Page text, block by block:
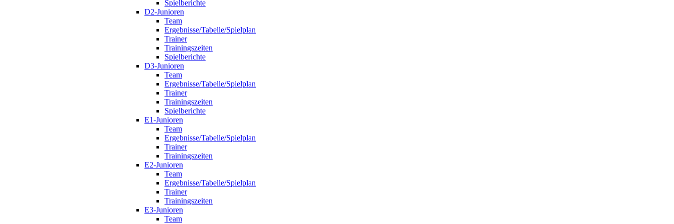
Spielberichte
D2-Junioren
Team
Ergebnisse/Tabelle/Spielplan
Trainer
Trainingszeiten
Spielberichte
D3-Junioren
Team
Ergebnisse/Tabelle/Spielplan
Trainer
Trainingszeiten
Spielberichte
E1-Junioren
Team
Ergebnisse/Tabelle/Spielplan
Trainer
Trainingszeiten
E2-Junioren
Team
Ergebnisse/Tabelle/Spielplan
Trainer
Trainingszeiten
E3-Junioren
Team